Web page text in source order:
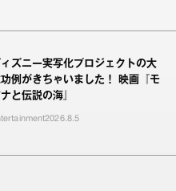
ィズニー実写化プロジェクトの大
例がきちゃいました！ 映画『モ
ナと伝説の海』
2026.8.5